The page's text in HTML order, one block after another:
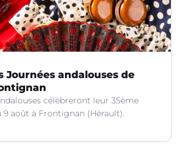
Journées andalouses de
célèbreront leur 35ème
9 août à Frontignan (Hérault).